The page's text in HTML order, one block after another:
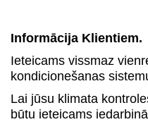
Informācija Klientiem.
Ieteicams vissmaz
kondicionešanas
Lai jūsu klimata
būtu ieteicams